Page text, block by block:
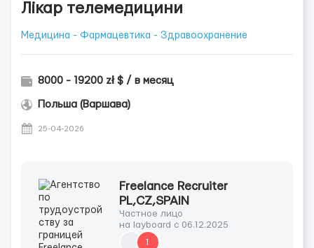
Лікар телемедицини
Медицина - Фармацевтика - Здравоохранение
8000 - 19200 zł $ / в месяц
Польша (Варшава)
25-04-2026
Freelance Recruiter
PL,CZ,SPAIN
Частное лицо
на layboard с 06.12.2025
1